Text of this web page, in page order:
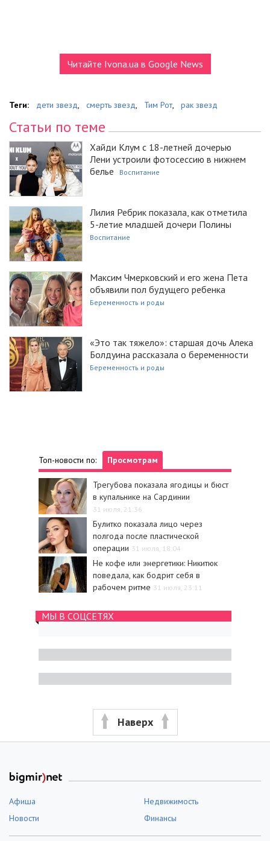
Читайте Ivona.ua в Google News
Теги: дети звезд, смерть звезд, Тим Рот, рак звезд
Статьи по теме
Хайди Клум с 18-летней дочерью
Лени устроили фотосессию в нижнем
белье
Воспитание
Лилия Ребрик показала, как отметила
5-летие младшей дочери Полины
Воспитание
Максим Чмерковский и его жена Пета
объявили пол будущего ребенка
Беременность и роды
«Это так тяжело»: старшая дочь Алека
Болдуина рассказала о беременности
Беременность и роды
Топ-новости по: Просмотрам
Трегубова показала ягодицы и бюст
в купальнике на Сардинии
31 июля, 21:36
Булитко показала лицо через
полгода после пластической
операции 31 июля, 18:04
Не кофе или энергетики: Никитюк
поведала, как бодрит себя в
рабочем ритме 31 июля, 23:11
МЫ В СОЦСЕТЯХ
Наверх
Афиша
Недвижимость
Новости
Финансы